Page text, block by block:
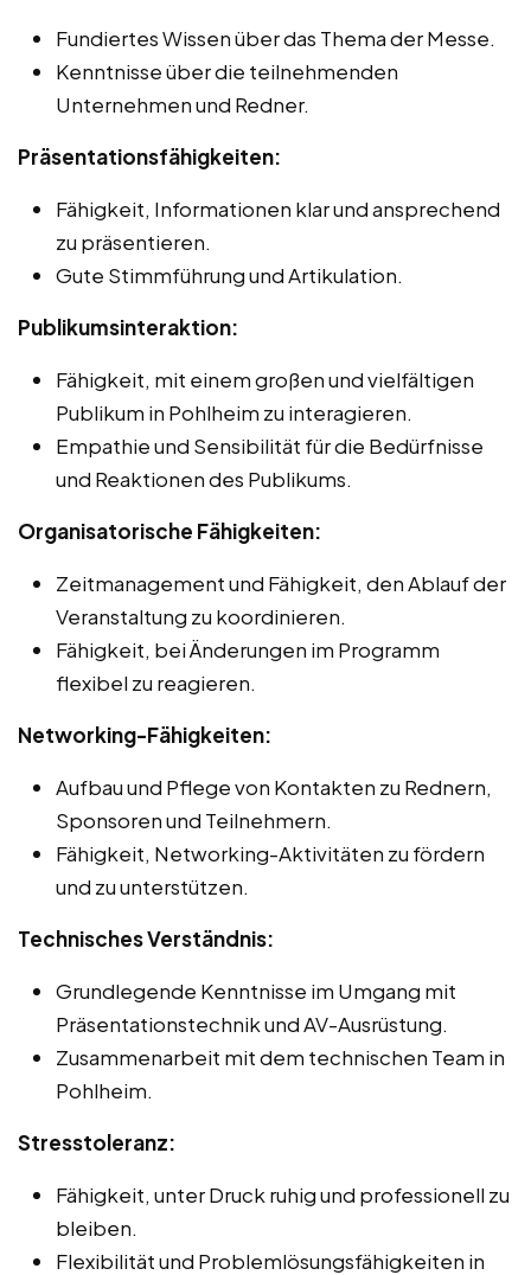
Fundiertes Wissen über das Thema der Messe.
Kenntnisse über die teilnehmenden
Unternehmen und Redner.
Präsentationsfähigkeiten:
Fähigkeit, Informationen klar und ansprechend
zu präsentieren.
Gute Stimmführung und Artikulation.
Publikumsinteraktion:
Fähigkeit, mit einem großen und vielfältigen
Publikum in Pohlheim zu interagieren.
Empathie und Sensibilität für die Bedürfnisse
und Reaktionen des Publikums.
Organisatorische Fähigkeiten:
Zeitmanagement und Fähigkeit, den Ablauf der
Veranstaltung zu koordinieren.
Fähigkeit, bei Änderungen im Programm
flexibel zu reagieren.
Networking-Fähigkeiten:
Aufbau und Pflege von Kontakten zu Rednern,
Sponsoren und Teilnehmern.
Fähigkeit, Networking-Aktivitäten zu fördern
und zu unterstützen.
Technisches Verständnis:
Grundlegende Kenntnisse im Umgang mit
Präsentationstechnik und AV-Ausrüstung.
Zusammenarbeit mit dem technischen Team in
Pohlheim.
Stresstoleranz:
Fähigkeit, unter Druck ruhig und professionell zu
bleiben.
Flexibilität und Problemlösungsfähigkeiten in